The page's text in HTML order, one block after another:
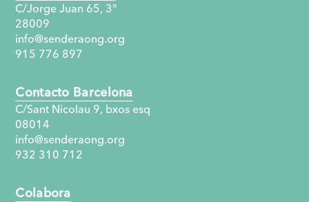
Colabora
C/Jorge Juan 65, 3°
28009
info@senderaong.org
915 776 897
Contacto Barcelona
C/Sant Nicolau 9, bxos esq
08014
info@senderaong.org
932 310 712